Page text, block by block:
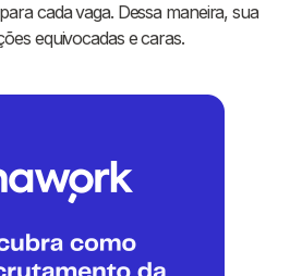
cada vaga. Dessa maneira, sua
equivocadas e caras.